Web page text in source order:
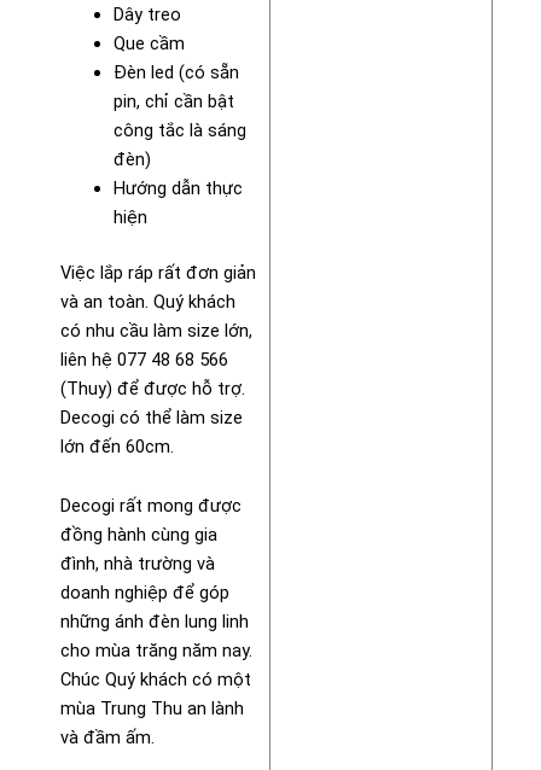
Dây treo
Que cầm
Đèn led (có sẵn
pin, chỉ cần bật
công tắc là sáng
đèn)
Hướng dẫn thực
hiện
Việc lắp ráp rất đơn giản
và an toàn. Quý khách
có nhu cầu làm size lớn,
liên hệ 077 48 68 566
(Thuy) để được hỗ trợ.
Decogi có thể làm size
lớn đến 60cm.
Decogi rất mong được
đồng hành cùng gia
đình, nhà trường và
doanh nghiệp để góp
những ánh đèn lung linh
cho mùa trăng năm nay.
Chúc Quý khách có một
mùa Trung Thu an lành
và đầm ấm.